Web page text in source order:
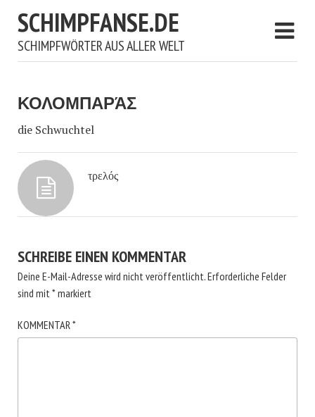
SCHIMPFANSE.DE
SCHIMPFWÖRTER AUS ALLER WELT
ΚΟΛΟΜΠΑΡΆΣ
die Schwuchtel
τρελός
SCHREIBE EINEN KOMMENTAR
Deine E-Mail-Adresse wird nicht veröffentlicht.Erforderliche Felder
sind mit*markiert
KOMMENTAR*